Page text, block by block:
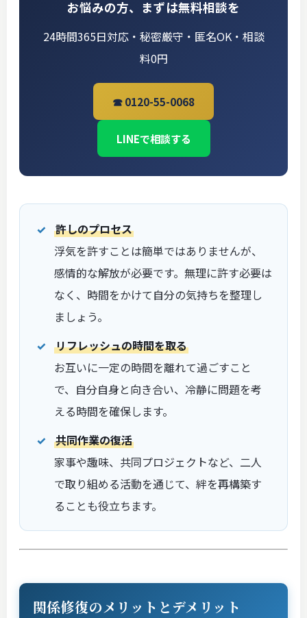
お悩みの方、まずは無料相談を
24時間365日対応・秘密厳守・匿名OK・相談
料0円
☎ 0120-55-0068
LINEで相談する
許しのプロセス
浮気を許すことは簡単ではありませんが、
感情的な解放が必要です。無理に許す必要は
なく、時間をかけて自分の気持ちを整理し
ましょう。
リフレッシュの時間を取る
お互いに一定の時間を離れて過ごすこと
で、自分自身と向き合い、冷静に問題を考
える時間を確保します。
共同作業の復活
家事や趣味、共同プロジェクトなど、二人
で取り組める活動を通じて、絆を再構築す
ることも役立ちます。
関係修復のメリットとデメリット